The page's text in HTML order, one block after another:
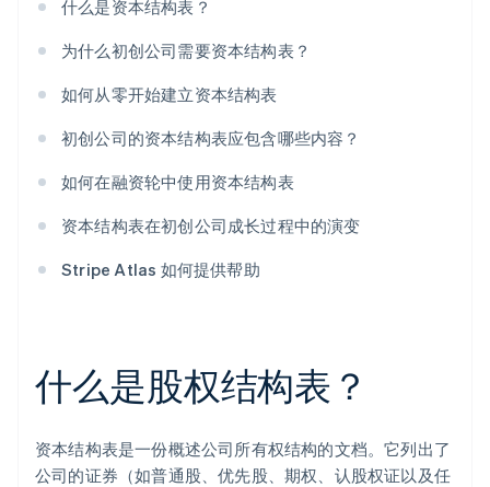
什么是资本结构表？
为什么初创公司需要资本结构表？
如何从零开始建立资本结构表
初创公司的资本结构表应包含哪些内容？
如何在融资轮中使用资本结构表
资本结构表在初创公司成长过程中的演变
Stripe Atlas 如何提供帮助
什么是股权结构表？
资本结构表是一份概述公司所有权结构的文档。它列出了
公司的证券（如普通股、优先股、期权、认股权证以及任